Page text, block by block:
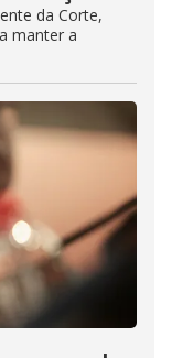
da Corte,
manter a